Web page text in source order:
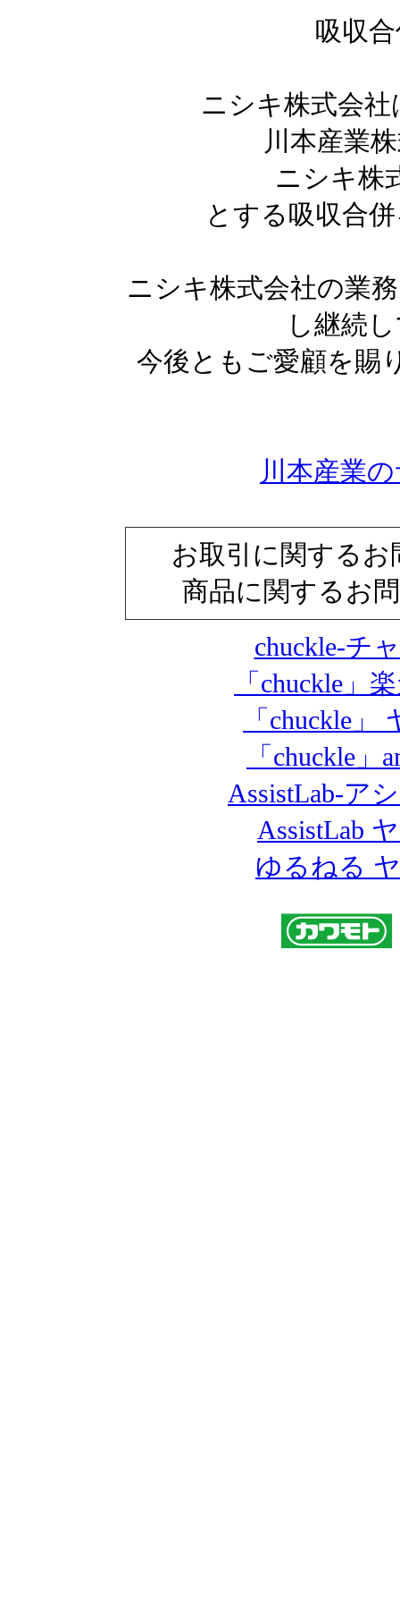
吸収
ニシキ株式会社
川本産業
ニシキ株
とする吸収合
ニシキ株式会社の業
し継続
今後ともご愛顧を賜
川本産業
お取引に関する
商品に関するお
chuckle-チ
「chuckle」
「chuckle
「chuckle
AssistLab-ア
AssistLab
ゆるねる